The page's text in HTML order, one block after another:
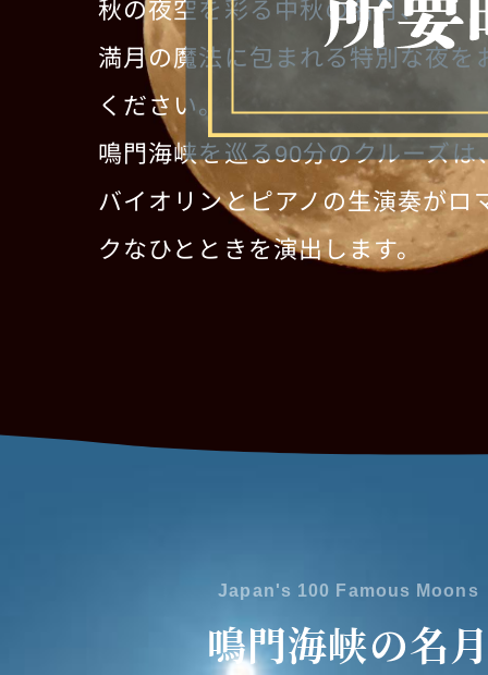
秋の夜空を彩る中秋の名月、
満月の魔法に包まれる特別な夜を
ください。
鳴門海峡を巡る90分のクルーズは
バイオリンとピアノの生演奏がロ
クなひとときを演出します。
Japan's 100 Famous Moons
鳴門海峡の名